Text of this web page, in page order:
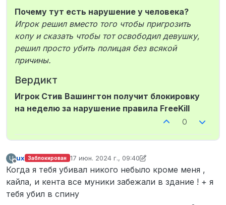
жалобы
Описание ситуации. Была девушка
стрелок на бравери 15, погнались за
ней была перестрелка на бравери 1
она спрыгнула с последнего этажа.
НПИЗК. Честно убивают уже 5 раз за
день. Я вас прошу разобраться в этом
нарушении.
Доказательства (если имеются;
скриншоты загружать сюда ) логи пма,
Ознакомлен и согласен ли ты с
условиями подачи жалоб на игроков?
Да.
Почему тут есть нарушение у человека?
Игрок решил вместо того чтобы пригрозить
копу и сказать чтобы тот освободил девушку,
решил просто убить полицая без всякой
причины.
Вердикт
Игрок Стив Вашингтон получит блокировку
на неделю за нарушение правила FreeKill
0
U ux Заблокирован 17 июн. 2024 г., 09:40
отредактировано ux
Когда я тебя убивал никого небыло кроме меня ,
кайла, и кента все муники забежали в здание ! + я
тебя убил в спину